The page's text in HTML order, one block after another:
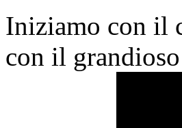
Iniziamo con il
con il